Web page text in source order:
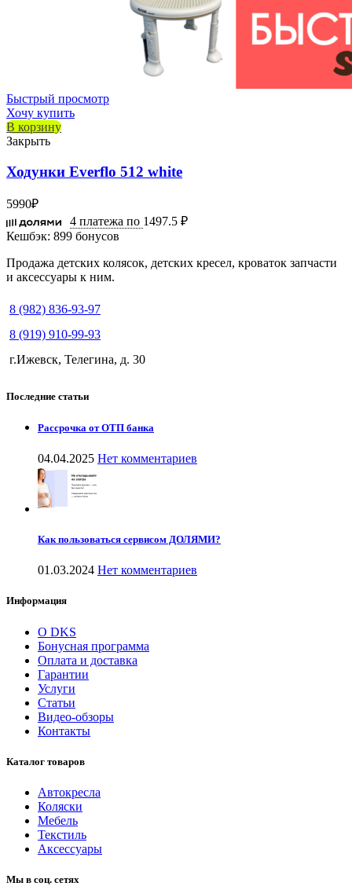
Быстрый просмотр
Хочу купить
В корзину
Закрыть
Ходунки Everflo 512 white
5990₽
4 платежа по 1497.5 ₽
Кешбэк: 899 бонусов
Продажа детских колясок, детских кресел, кроваток запчасти
и аксессуары к ним.
8 (982) 836-93-97
8 (919) 910-99-93
г.Ижевск, Телегина, д. 30
Последние статьи
Рассрочка от ОТП банка
04.04.2025 Нет комментариев
Как пользоваться сервисом ДОЛЯМИ?
01.03.2024 Нет комментариев
Информация
О DKS
Бонусная программа
Оплата и доставка
Гарантии
Услуги
Статьи
Видео-обзоры
Контакты
Каталог товаров
Автокресла
Коляски
Мебель
Текстиль
Аксессуары
Мы в соц. сетях